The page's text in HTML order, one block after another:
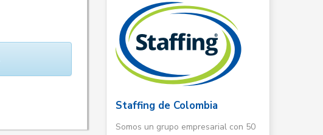
Staffing de Colombia
Somos un grupo empresarial con 50